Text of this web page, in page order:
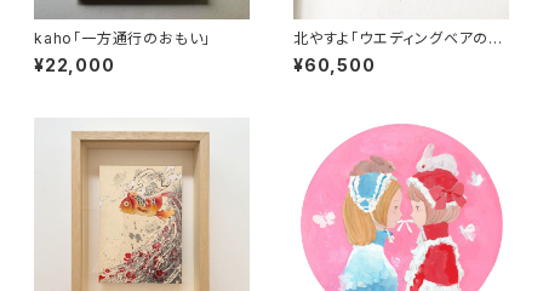
kaho「一方通行のおもい」
¥22,000
北やすよ「ウエディングベアの肖
像」
¥60,500